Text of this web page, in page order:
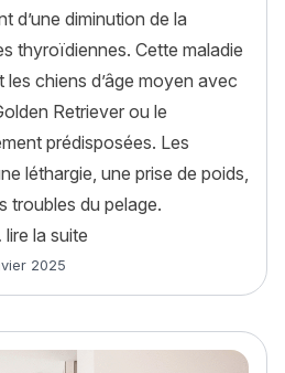
d’une diminution de la
thyroïdiennes. Cette maladie
chiens d’âge moyen avec
Retriever ou le
prédisposées. Les
léthargie, une prise de poids,
troubles du pelage.
lire la suite
2025